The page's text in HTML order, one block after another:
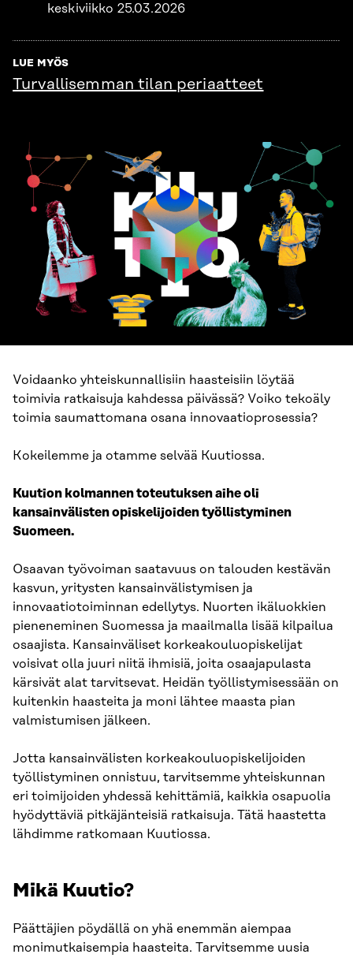
keskiviikko 25.03.2026
LUE MYÖS
Turvallisemman tilan periaatteet
Voidaanko yhteiskunnallisiin haasteisiin löytää
toimivia ratkaisuja kahdessa päivässä? Voiko tekoäly
toimia saumattomana osana innovaatioprosessia?
Kokeilemme ja otamme selvää Kuutiossa.
Kuution kolmannen toteutuksen aihe oli
kansainvälisten opiskelijoiden työllistyminen
Suomeen.
Osaavan työvoiman saatavuus on talouden kestävän
kasvun, yritysten kansainvälistymisen ja
innovaatiotoiminnan edellytys. Nuorten ikäluokkien
pieneneminen Suomessa ja maailmalla lisää kilpailua
osaajista. Kansainväliset korkeakouluopiskelijat
voisivat olla juuri niitä ihmisiä, joita osaajapulasta
kärsivät alat tarvitsevat. Heidän työllistymisessään on
kuitenkin haasteita ja moni lähtee maasta pian
valmistumisen jälkeen.
Jotta kansainvälisten korkeakouluopiskelijoiden
työllistyminen onnistuu, tarvitsemme yhteiskunnan
eri toimijoiden yhdessä kehittämiä, kaikkia osapuolia
hyödyttäviä pitkäjänteisiä ratkaisuja. Tätä haastetta
lähdimme ratkomaan Kuutiossa.
Mikä Kuutio?
Päättäjien pöydällä on yhä enemmän aiempaa
monimutkaisempia haasteita. Tarvitsemme uusia